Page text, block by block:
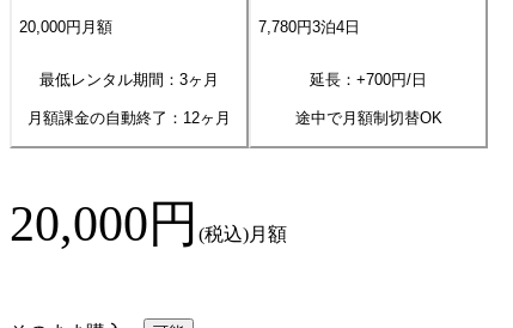
20,000円 月額
最低レンタル期間：3ヶ月
月額課金の自動終了： 12ヶ月
7,780円3泊4日
延長：+700円/日
途中で月額制切替OK
20,000円 (税込)月額